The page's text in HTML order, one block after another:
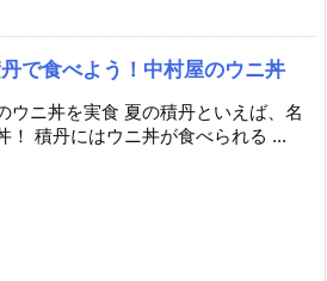
で食べよう！中村屋のウニ丼
ウニ丼を実食 夏の積丹といえば、名
！ 積丹にはウニ丼が食べられる ...